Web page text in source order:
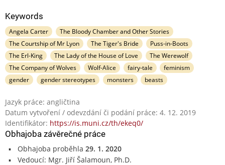
Keywords
Angela Carter
The Bloody Chamber and Other Stories
The Courtship of Mr Lyon
The Tiger's Bride
Puss-in-Boots
The Erl-King
The Lady of the House of Love
The Werewolf
The Company of Wolves
Wolf-Alice fairy-tale
feminism
gender
gender stereotypes monsters beasts
Jazyk práce: angličtina
Datum vytvoření / odevzdání či podání práce: 4. 12. 2019
Identifikátor: https://is.muni.cz/th/ekeq0/
Obhajoba závěrečné práce
Obhajoba proběhla 29. 1. 2020
Vedoucí: Mgr. Jiří Šalamoun, Ph.D.